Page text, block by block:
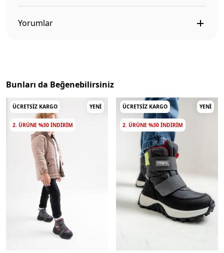
Yorumlar
Bunları da Beğenebilirsiniz
ÜCRETSIZ KARGO YENI
2. ÜRÜNE %30 INDIRIM
ÜCRETSIZ KARGO YENI
2. ÜRÜNE %30 INDIRIM